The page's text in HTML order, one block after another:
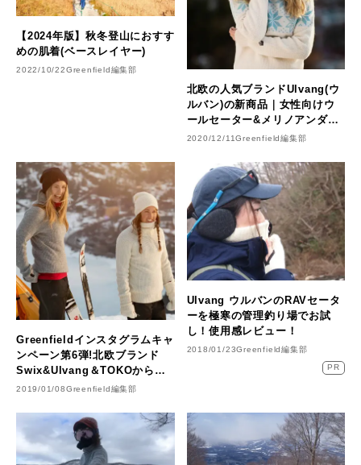
【2024年版】秋冬登山におすす
めの肌着(ベースレイヤー)
2022/10/22Greenfield編集部
北欧の人気ブランドUlvang(ウ
ルバン)の新商品｜女性向けウ
ールセーター&メリノアンダー
&ソックスでアウトドアでもお
2020/12/11Greenfield編集部
Greenfieldインスタグラムキャ
ンペーン第6弾!北欧ブランド
Swix&Ulvang＆TOKOから豪
華なプレゼントあげちゃいま
2019/01/08Greenfield編集部
Ulvang ウルバンのRAVセータ
ーを極寒の管理釣り場でお試
し！使用感レビュー！
2018/01/23Greenfield編集部
PR